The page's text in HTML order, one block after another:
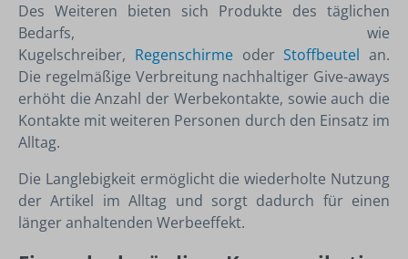
Des Weiteren bieten sich Produkte des täglichen
Bedarfs, wie
Kugelschreiber, Regenschirme oderStoffbeutel an.
Die regelmäßige Verbreitung nachhaltiger Give-aways
erhöht die Anzahl der Werbekontakte, sowie auch die
Kontakte mit weiteren Personen durch den Einsatz im
Alltag.
Die Langlebigkeit ermöglicht die wiederholte Nutzung
der Artikel im Alltag und sorgt dadurch für einen
länger anhaltenden Werbeeffekt.